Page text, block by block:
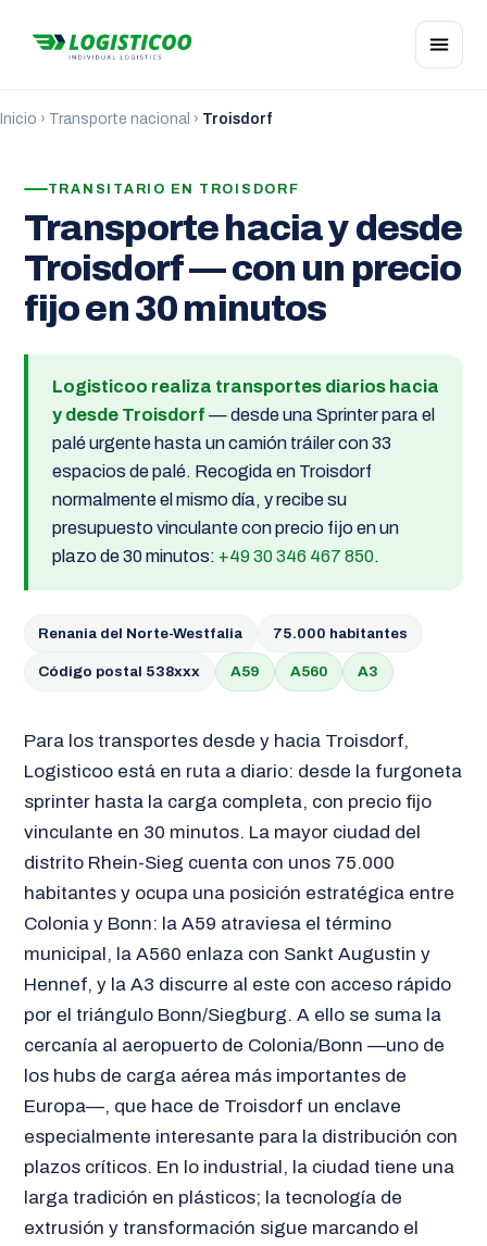
Inicio › Transporte nacional › Troisdorf
TRANSITARIO EN TROISDORF
Transporte hacia y desde
Troisdorf — con un precio
fijo en 30 minutos
Logisticoo realiza transportes diarios hacia
y desde Troisdorf — desde una Sprinter para el
palé urgente hasta un camión tráiler con 33
espacios de palé. Recogida en Troisdorf
normalmente el mismo día, y recibe su
presupuesto vinculante con precio fijo en un
plazo de 30 minutos: +49 30 346 467 850.
Renania del Norte-Westfalia 75.000 habitantes
Código postal 538xxx A59 A560 A3
Para los transportes desde y hacia Troisdorf,
Logisticoo está en ruta a diario: desde la furgoneta
sprinter hasta la carga completa, con precio fijo
vinculante en 30 minutos. La mayor ciudad del
distrito Rhein-Sieg cuenta con unos 75.000
habitantes y ocupa una posición estratégica entre
Colonia y Bonn: la A59 atraviesa el término
municipal, la A560 enlaza con Sankt Augustin y
Hennef, y la A3 discurre al este con acceso rápido
por el triángulo Bonn/Siegburg. A ello se suma la
cercanía al aeropuerto de Colonia/Bonn —uno de
los hubs de carga aérea más importantes de
Europa—, que hace de Troisdorf un enclave
especialmente interesante para la distribución con
plazos críticos. En lo industrial, la ciudad tiene una
larga tradición en plásticos; la tecnología de
extrusión y transformación sigue marcando el